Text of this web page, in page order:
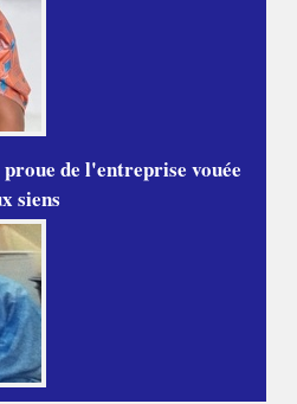
de l'entreprise vouée
siens